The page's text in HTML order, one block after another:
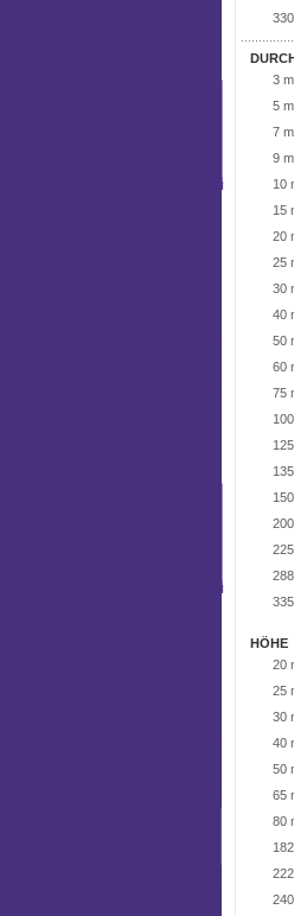
3
5
7
9
10
15
20
25
30
40
50
60
75
HÖHE
20
25
30
40
50
65
80